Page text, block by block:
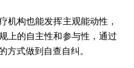
机构也能发挥主观能动性，
上的自主性和参与性，通过
方式做到自查自纠。